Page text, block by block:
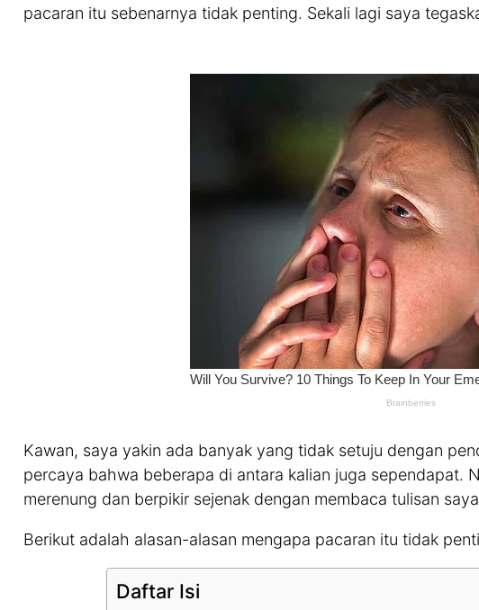
pacaran itu sebenarnya tidak penting. Sekali lagi saya
Kawan, saya yakin ada banyak yang tidak setuju dengan
percaya bahwa beberapa di antara kalian juga sependapat.
merenung dan berpikir sejenak dengan membaca tulisan
Berikut adalah alasan-alasan mengapa pacaran itu tidak
Daftar Isi